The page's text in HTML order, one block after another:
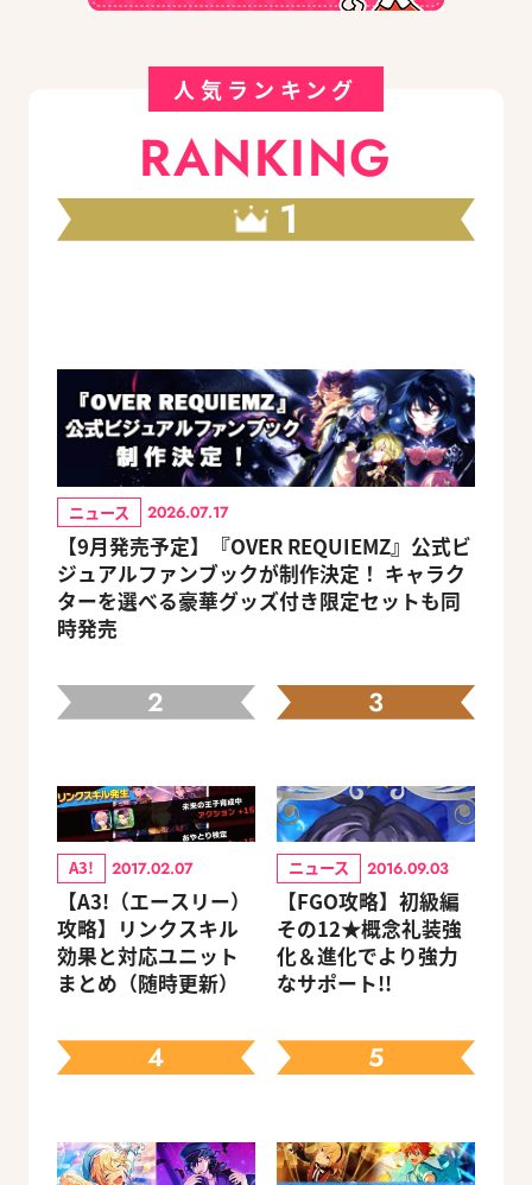
人気ランキング
RANKING
1
ニュース 2026.07.17
【9月発売予定】『OVER REQUIEMZ』公式ビ
ジュアルファンブックが制作決定！ キャラク
ターを選べる豪華グッズ付き限定セットも同
時発売
2
A3! 2017.02.07
【A3!（エースリー）
攻略】リンクスキル
効果と対応ユニット
まとめ（随時更新）
3
ニュース 2016.09.03
【FGO攻略】初級編
その12★概念礼装強
化＆進化でより強力
なサポート!!
4 5